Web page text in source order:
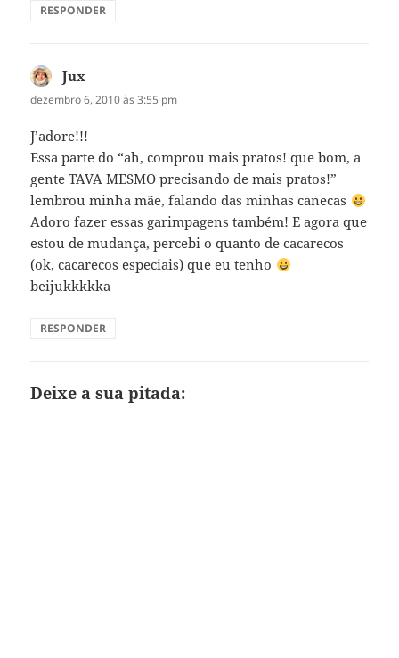
RESPONDER
Jux
dezembro 6, 2010 às 3:55 pm
J’adore!!!
Essa parte do “ah, comprou mais pratos! que bom, a
gente TAVA MESMO precisando de mais pratos!”
lembrou minha mãe, falando das minhas canecas
Adoro fazer essas garimpagens também! E agora que
estou de mudança, percebi o quanto de cacarecos
(ok, cacarecos especiais) que eu tenho
beijukkkkka
RESPONDER
Deixe a sua pitada: